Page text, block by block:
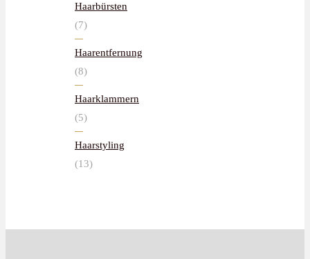
Haarbürsten
(7)
Haarentfernung
(8)
Haarklammern
(5)
Haarstyling
(13)